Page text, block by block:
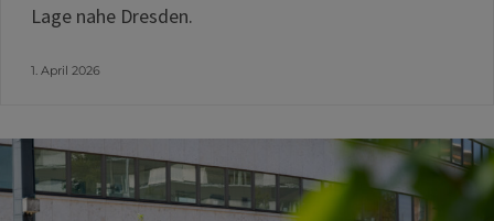
Lage nahe Dresden.
1. April 2026